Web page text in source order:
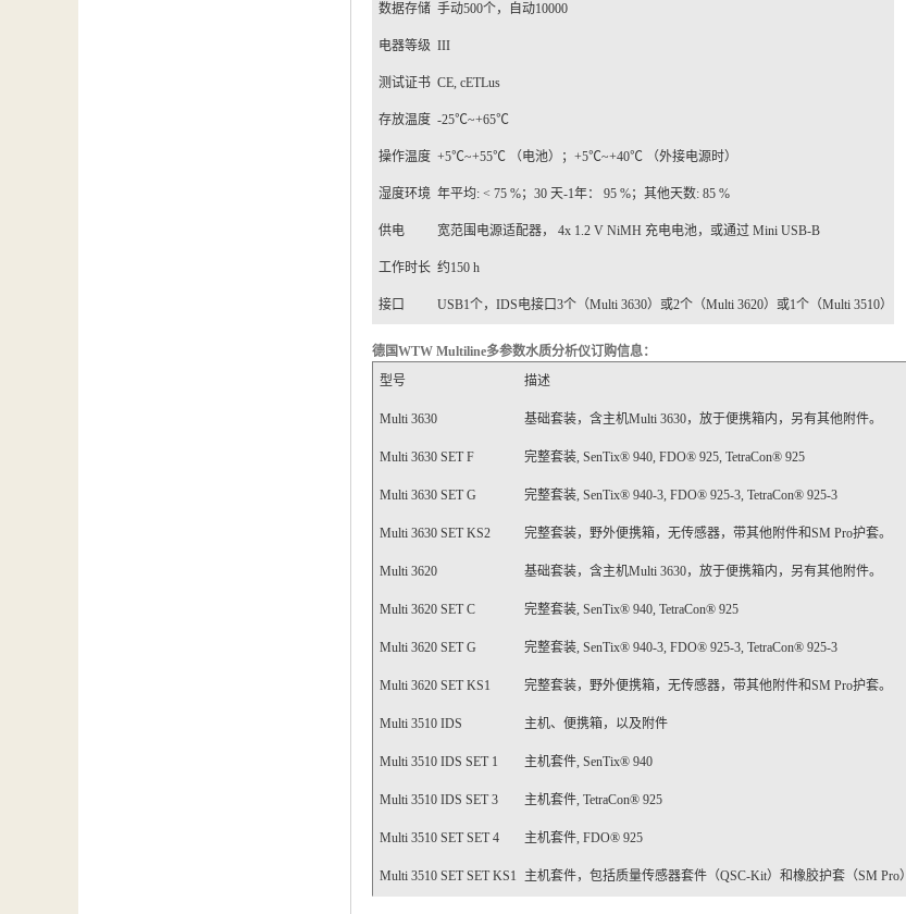
数据存储 手动500个，自动10000
电器等级 III
测试证书 CE, cETLus
存放温度 -25℃~+65℃
操作温度 +5℃~+55℃ （电池）； +5℃~+40℃ （外接电源时）
湿度环境 年平均: < 75 %； 30 天-1年： 95 %；其他天数: 85 %
供电 宽范围电源适配器， 4x 1.2 V NiMH 充电电池，或通过 Mini USB-B
工作时长 约150 h
接口 USB1个， IDS电接口3个（Multi 3630）或2个（Multi 3620）或1个（Multi 3510）
德国WTW Multiline多参数水质分析仪订购信息：
型号
描述
Multi 3630 基础套装，含主机Multi 3630，放于便携箱内，另有其他附件。
Multi 3630 SET F 完整套装, SenTix® 940, FDO® 925, TetraCon® 925
Multi 3630 SET G 完整套装, SenTix® 940-3, FDO® 925-3, TetraCon® 925-3
Multi 3630 SET KS2 完整套装，野外便携箱，无传感器，带其他附件和SM Pro护套。
Multi 3620 基础套装，含主机Multi 3630，放于便携箱内，另有其他附件。
Multi 3620 SET C 完整套装, SenTix® 940, TetraCon® 925
Multi 3620 SET G 完整套装, SenTix® 940-3, FDO® 925-3, TetraCon® 925-3
Multi 3620 SET KS1 完整套装，野外便携箱，无传感器，带其他附件和SM Pro护套。
Multi 3510 IDS 主机、便携箱，以及附件
Multi 3510 IDS SET 1 主机套件, SenTix® 940
Multi 3510 IDS SET 3 主机套件, TetraCon® 925
Multi 3510 SET SET 4 主机套件, FDO® 925
Multi 3510 SET SET KS1 主机套件，包括质量传感器套件（QSC-Kit）和橡胶护套（SM Pro）